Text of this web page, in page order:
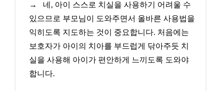
→
네, 아이 스스로 치실을 사용하기 어려울 수
있으므로 부모님이 도와주면서 올바른 사용법을
익히도록 지도하는 것이 중요합니다. 처음에는
보호자가 아이의 치아를 부드럽게 닦아주듯 치
실을 사용해 아이가 편안하게 느끼도록 도와야
합니다.